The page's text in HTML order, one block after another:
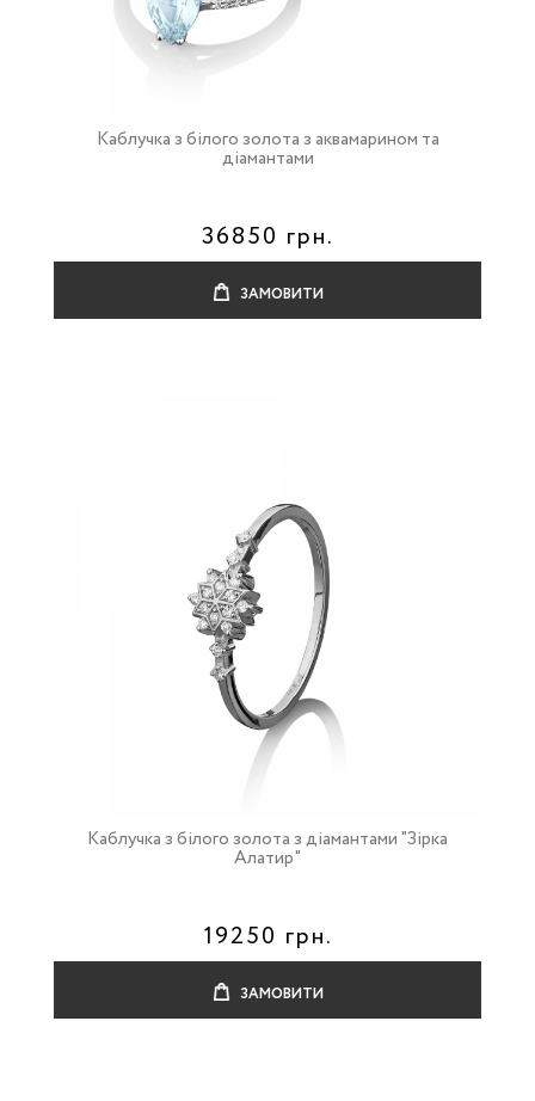
Каблучка з білого золота з аквамарином та
діамантами
36850 грн.
ЗАМОВИТИ
Каблучка з білого золота з діамантами "Зірка
Алатир"
19250 грн.
ЗАМОВИТИ